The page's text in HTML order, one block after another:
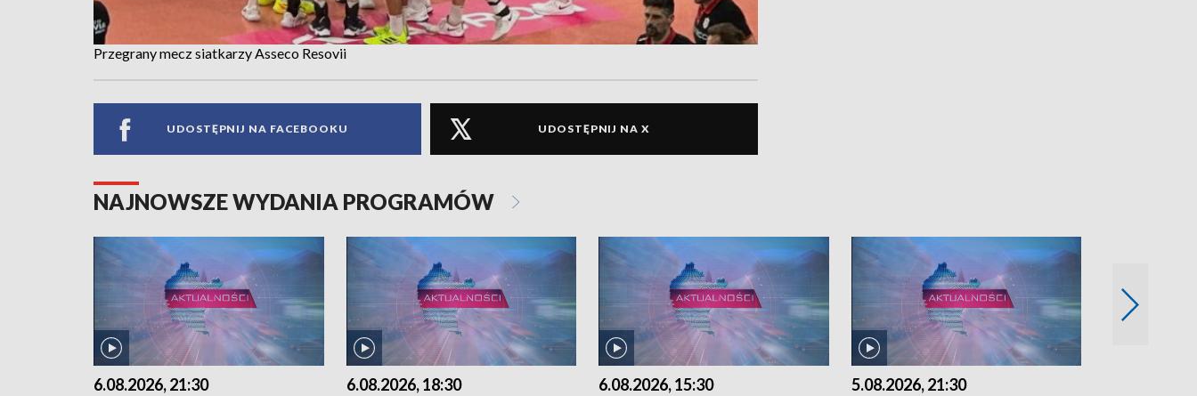
Przegrany mecz siatkarzy Asseco Resovii
UDOSTĘPNIJ NA FACEBOOKU UDOSTĘPNIJ NA X
NAJNOWSZE WYDANIA PROGRAMÓW
6.08.2026, 21:30 6.08.2026, 18:30 6.08.2026, 15:30 5.08.2026, 21:30